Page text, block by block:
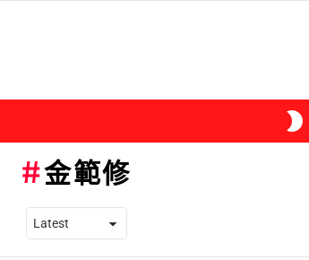
金範修